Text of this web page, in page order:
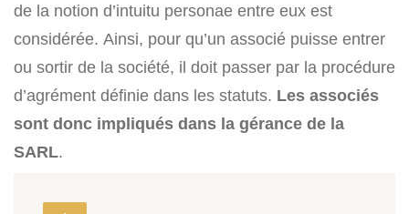
de la notion d’intuitu personae entre eux est
considérée. Ainsi, pour qu’un associé puisse entrer
ou sortir de la société, il doit passer par la procédure
d’agrément définie dans les statuts. Les associés
sont donc impliqués dans la gérance de la
SARL.